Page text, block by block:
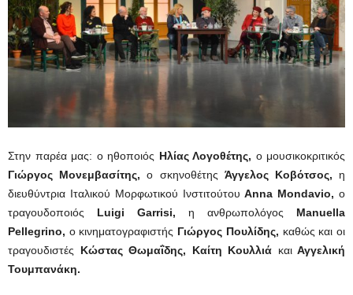
Στην παρέα μας: ο ηθοποιός Ηλίας Λογοθέτης, ο μουσικοκριτικός
Γιώργος Μονεμβασίτης, ο σκηνοθέτης Άγγελος Κοβότσος,η
διευθύντρια Ιταλικού Μορφωτικού ΙνστιτούτουAnna Mondavio, ο
τραγουδοποιός Luigi Garrisi, η ανθρωπολόγος Manuella
Pellegrino, ο κινηματογραφιστής Γιώργος Πουλίδης, καθώς και οι
τραγουδιστές Κώστας Θωμαΐδης, Καίτη Κουλλιά καιΑγγελική
Τουμπανάκη.